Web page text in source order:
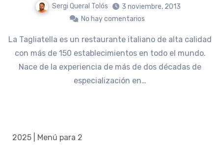
Sergi Queral Tolós
3 noviembre, 2013
No hay comentarios
La Tagliatella es un restaurante italiano de alta calidad
con más de 150 establecimientos en todo el mundo.
Nace de la experiencia de más de dos décadas de
especialización en…
2025 | Menú para 2